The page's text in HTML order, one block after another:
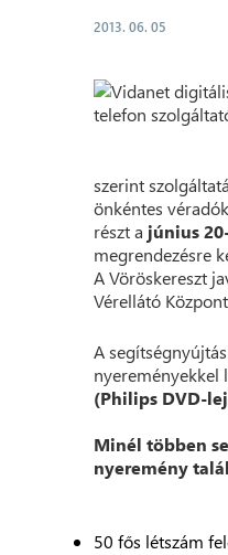
2013. 06. 05
szerint
önkéntes
részt a június
megrendezésre
A Vöröskereszt
Vérellátó
A
nyereményekkel
(Philips DVD-
Minél többen
nyeremény
50 fős létszám